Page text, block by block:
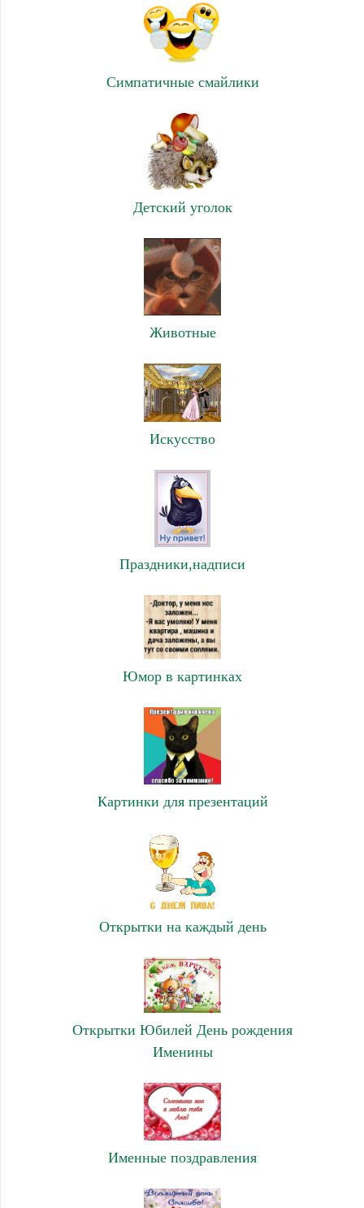
Симпатичные смайлики
Детский уголок
Животные
Искусство
Праздники,надписи
Юмор в картинках
Картинки для презентаций
Открытки на каждый день
Открытки Юбилей День рождения
Именины
Именные поздравления